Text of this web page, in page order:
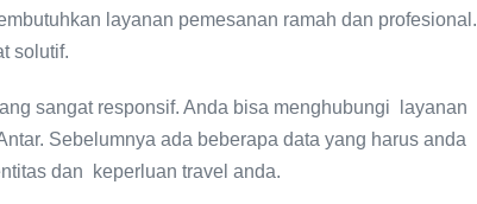
layanan pemesanan ramah dan profesional.
solutif.
sangat responsif. Anda bisa menghubungi layanan
Sebelumnya ada beberapa data yang harus anda
dan keperluan travel anda.